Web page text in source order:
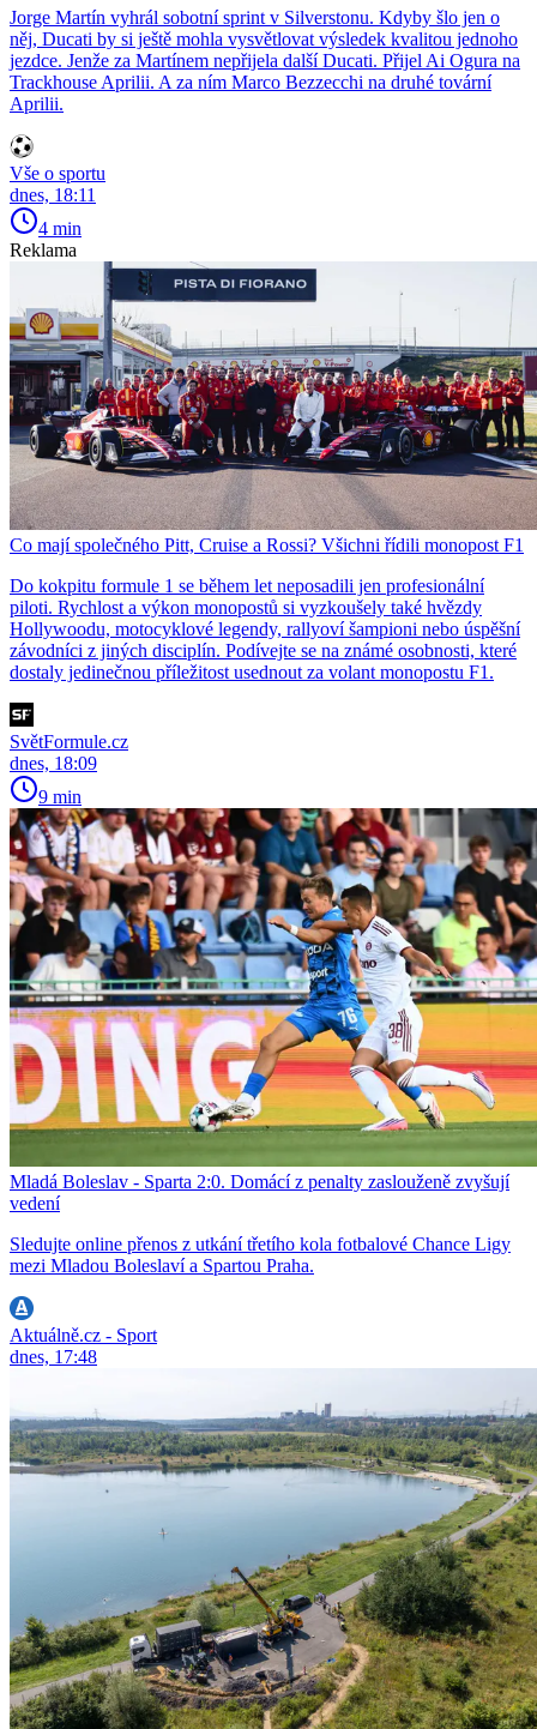
Jorge Martín vyhrál sobotní sprint v Silverstonu. Kdyby šlo jen o
něj, Ducati by si ještě mohla vysvětlovat výsledek kvalitou jednoho
jezdce. Jenže za Martínem nepřijela další Ducati. Přijel Ai Ogura na
Trackhouse Aprilii. A za ním Marco Bezzecchi na druhé tovární
Aprilii.
Vše o sportu
dnes, 18:11
4 min
Reklama
Co mají společného Pitt, Cruise a Rossi? Všichni řídili monopost F1
Do kokpitu formule 1 se během let neposadili jen profesionální
piloti. Rychlost a výkon monopostů si vyzkoušely také hvězdy
Hollywoodu, motocyklové legendy, rallyoví šampioni nebo úspěšní
závodníci z jiných disciplín. Podívejte se na známé osobnosti, které
dostaly jedinečnou příležitost usednout za volant monopostu F1.
SvětFormule.cz
dnes, 18:09
9 min
Mladá Boleslav - Sparta 2:0. Domácí z penalty zaslouženě zvyšují
vedení
Sledujte online přenos z utkání třetího kola fotbalové Chance Ligy
mezi Mladou Boleslaví a Spartou Praha.
Aktuálně.cz - Sport
dnes, 17:48